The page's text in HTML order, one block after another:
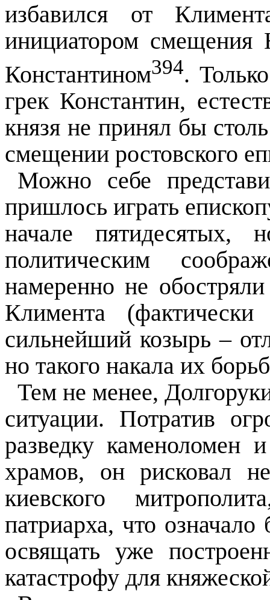
избавился от
инициатором смещения
Константином394.
грек Константин,
князя не принял бы
смещении ростовского
Можно себе
пришлось играть
начале
политическим
намеренно не
Климента
сильнейший козырь –
но такого накала их
Тем не менее,
ситуации. Потратив
разведку каменоломен
храмов, он рисковал
киевского
патриарха, что означало
освящать уже
катастрофу для